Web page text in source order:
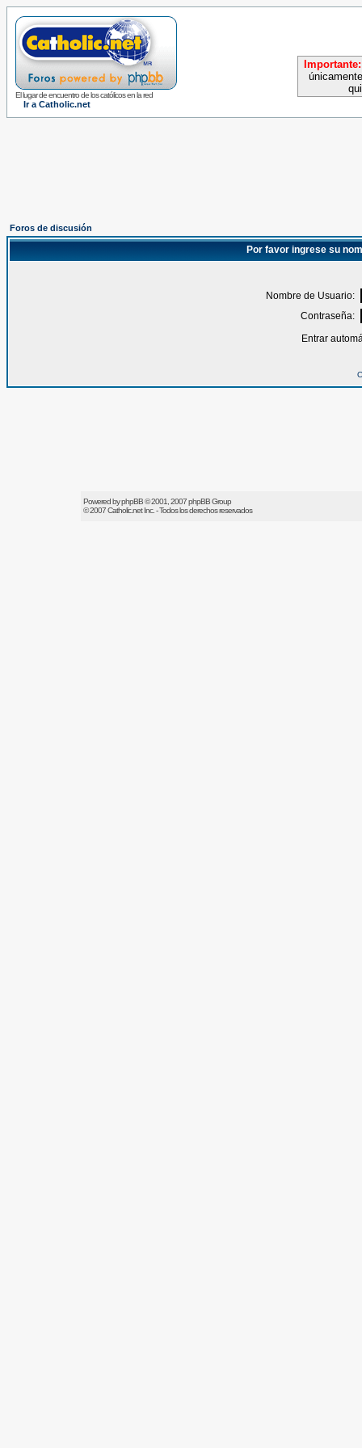
El lugar de encuentro de los católicos en la red
Ir a Catholic.net
Importante:
Foros de discusión
Por favor ingrese su
Nombre de Usuario:
Contraseña:
Entrar
Powered byphpBB© 2001, 2007 phpBB Group
© 2007Catholic.netInc. - Todos los derechos reservados